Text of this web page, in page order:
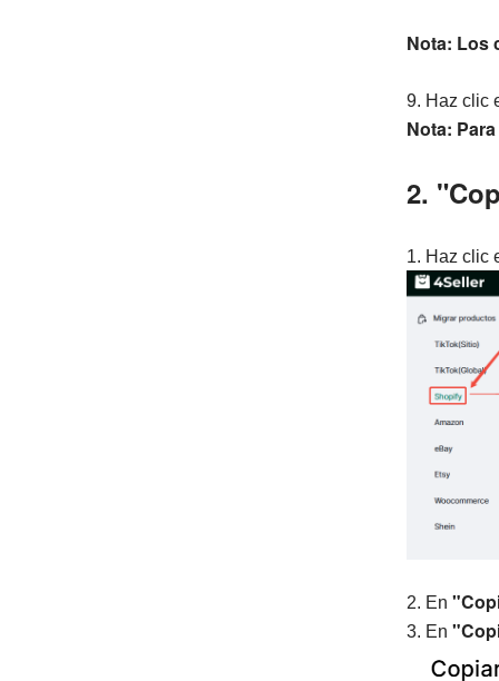
Nota: Los
9. Haz clic
Nota:
2.
1. Haz clic
2. En
3. En